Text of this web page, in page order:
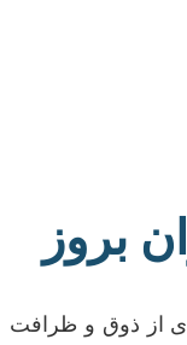
از ذوق و ظرافت